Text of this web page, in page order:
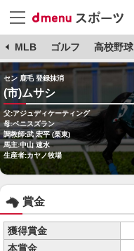
MLB ゴルフ 高校野球
セン 鹿毛 登録抹消
(市)ムサシ
父:アジュディケーティング
母:ベニスズラン
調教師:武 宏平 (栗東)
馬主:中山 速水
生産者:カヤノ牧場
賞金
獲得賞金
本賞金